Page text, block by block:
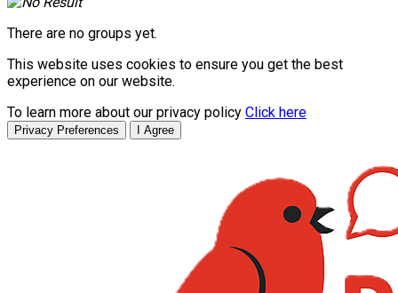
There are no groups yet.
This website uses cookies to ensure you get the best
experience on our website.
To learn more about our privacy policy Click here
Privacy Preferences I Agree